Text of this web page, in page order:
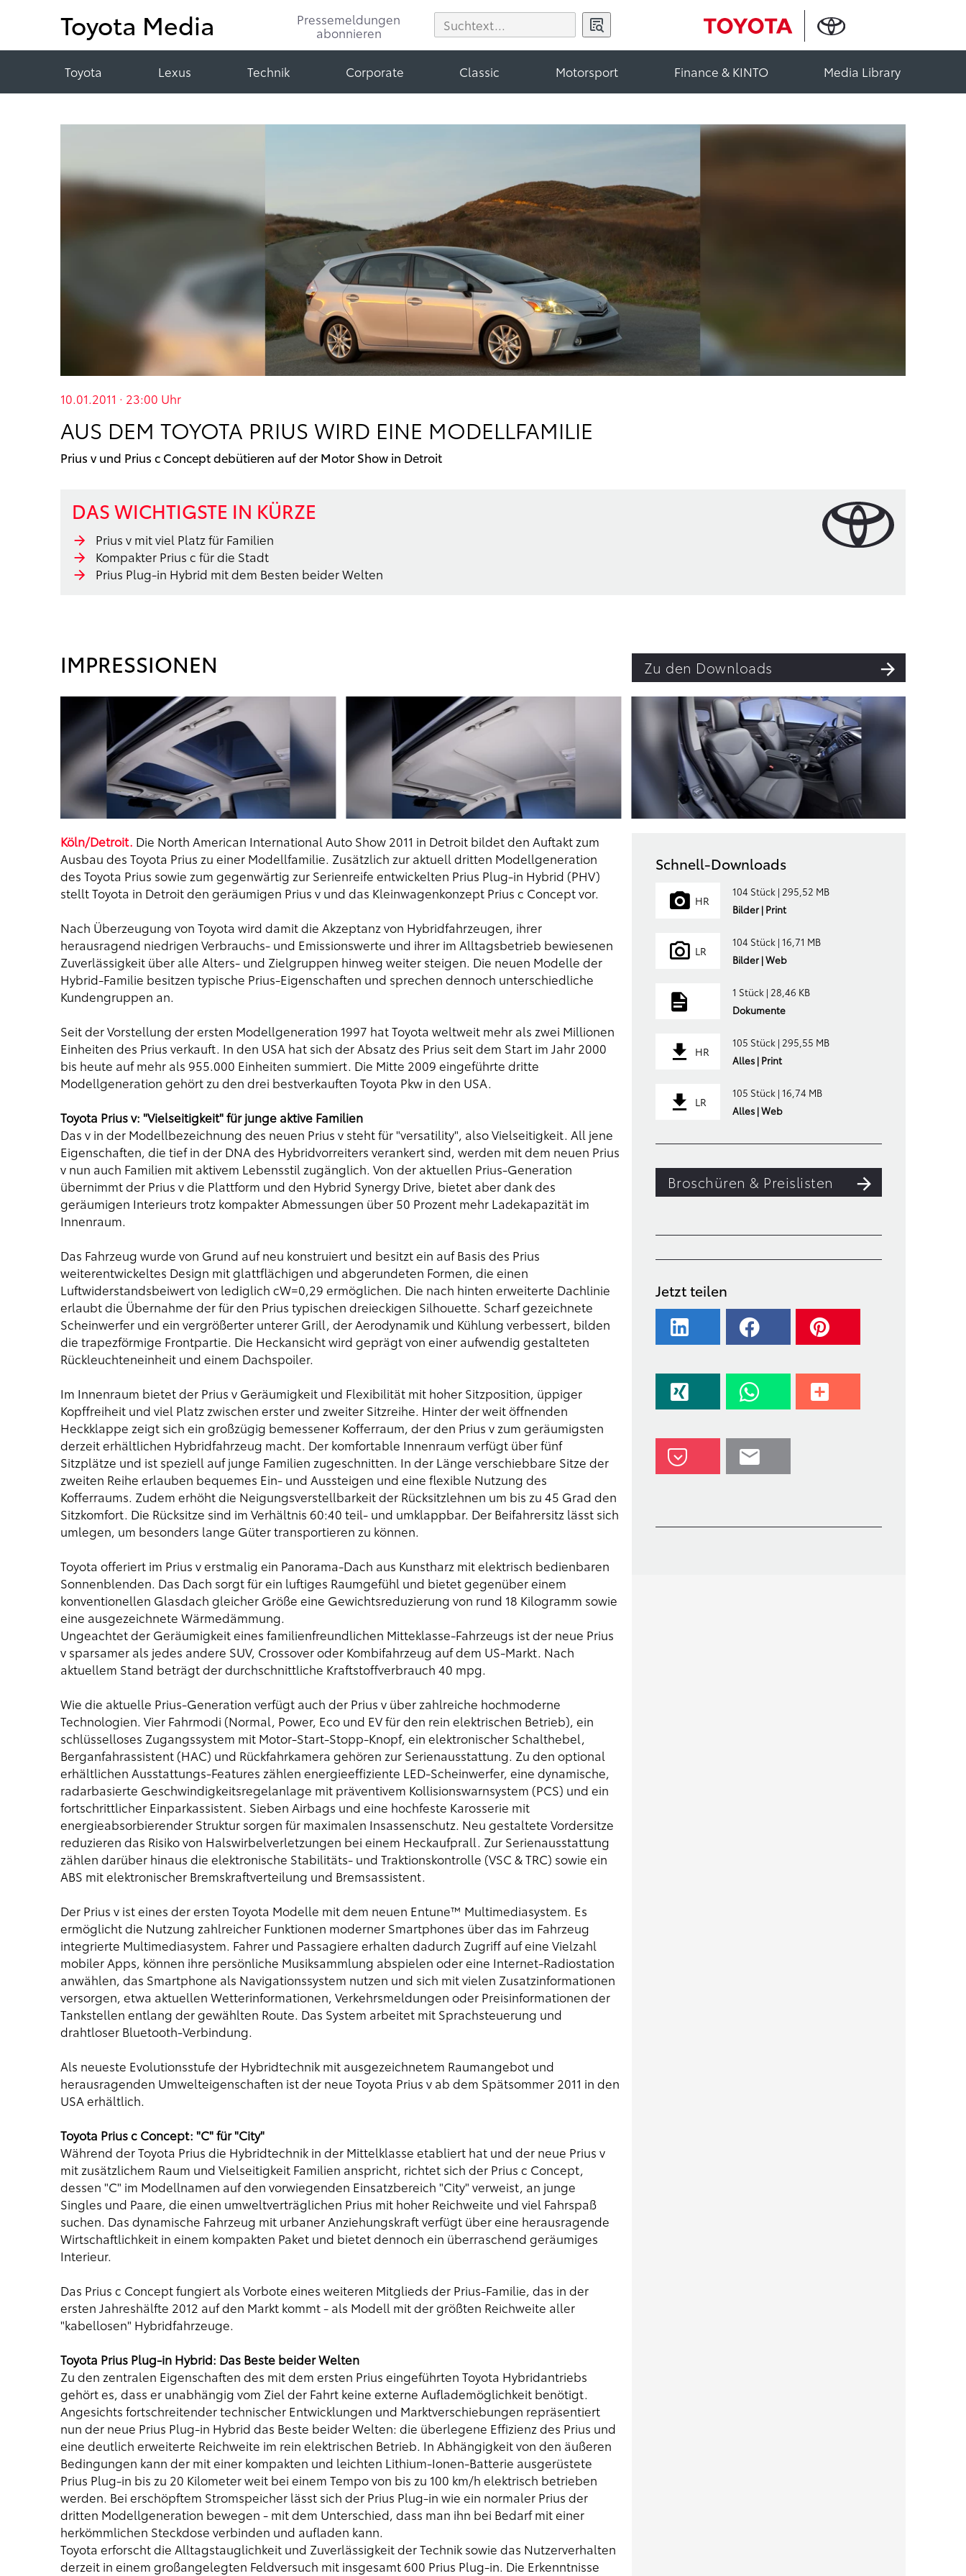
Toyota Media
Pressemeldungen
abonnieren
Toyota Lexus Technik Corporate Classic Motorsport Finance & KINTO Media Library
10.01.2011 · 23:00 Uhr
AUS DEM TOYOTA PRIUS WIRD EINE MODELLFAMILIE
Prius v und Prius c Concept debütieren auf der Motor Show in Detroit
DAS WICHTIGSTE IN KÜRZE
Prius v mit viel Platz für Familien
Kompakter Prius c für die Stadt
Prius Plug-in Hybrid mit dem Besten beider Welten
IMPRESSIONEN Zu den Downloads
Köln/Detroit. Die North American International Auto Show 2011 in Detroit bildet den Auftakt zum
Ausbau des Toyota Prius zu einer Modellfamilie. Zusätzlich zur aktuell dritten Modellgeneration
des Toyota Prius sowie zum gegenwärtig zur Serienreife entwickelten Prius Plug-in Hybrid (PHV)
stellt Toyota in Detroit den geräumigen Prius v und das Kleinwagenkonzept Prius c Concept vor.
Nach Überzeugung von Toyota wird damit die Akzeptanz von Hybridfahrzeugen, ihrer
herausragend niedrigen Verbrauchs- und Emissionswerte und ihrer im Alltagsbetrieb bewiesenen
Zuverlässigkeit über alle Alters- und Zielgruppen hinweg weiter steigen. Die neuen Modelle der
Hybrid-Familie besitzen typische Prius-Eigenschaften und sprechen dennoch unterschiedliche
Kundengruppen an.
Seit der Vorstellung der ersten Modellgeneration 1997 hat Toyota weltweit mehr als zwei Millionen
Einheiten des Prius verkauft. In den USA hat sich der Absatz des Prius seit dem Start im Jahr 2000
bis heute auf mehr als 955.000 Einheiten summiert. Die Mitte 2009 eingeführte dritte
Modellgeneration gehört zu den drei bestverkauften Toyota Pkw in den USA.
Toyota Prius v: "Vielseitigkeit" für junge aktive Familien
Das v in der Modellbezeichnung des neuen Prius v steht für "versatility", also Vielseitigkeit. All jene
Eigenschaften, die tief in der DNA des Hybridvorreiters verankert sind, werden mit dem neuen Prius
v nun auch Familien mit aktivem Lebensstil zugänglich. Von der aktuellen Prius-Generation
übernimmt der Prius v die Plattform und den Hybrid Synergy Drive, bietet aber dank des
geräumigen Interieurs trotz kompakter Abmessungen über 50 Prozent mehr Ladekapazität im
Innenraum.
Das Fahrzeug wurde von Grund auf neu konstruiert und besitzt ein auf Basis des Prius
weiterentwickeltes Design mit glattflächigen und abgerundeten Formen, die einen
Luftwiderstandsbeiwert von lediglich cW=0,29 ermöglichen. Die nach hinten erweiterte Dachlinie
erlaubt die Übernahme der für den Prius typischen dreieckigen Silhouette. Scharf gezeichnete
Scheinwerfer und ein vergrößerter unterer Grill, der Aerodynamik und Kühlung verbessert, bilden
die trapezförmige Frontpartie. Die Heckansicht wird geprägt von einer aufwendig gestalteten
Rückleuchteneinheit und einem Dachspoiler.
Im Innenraum bietet der Prius v Geräumigkeit und Flexibilität mit hoher Sitzposition, üppiger
Kopffreiheit und viel Platz zwischen erster und zweiter Sitzreihe. Hinter der weit öffnenden
Heckklappe zeigt sich ein großzügig bemessener Kofferraum, der den Prius v zum geräumigsten
derzeit erhältlichen Hybridfahrzeug macht. Der komfortable Innenraum verfügt über fünf
Sitzplätze und ist speziell auf junge Familien zugeschnitten. In der Länge verschiebbare Sitze der
zweiten Reihe erlauben bequemes Ein- und Aussteigen und eine flexible Nutzung des
Kofferraums. Zudem erhöht die Neigungsverstellbarkeit der Rücksitzlehnen um bis zu 45 Grad den
Sitzkomfort. Die Rücksitze sind im Verhältnis 60:40 teil- und umklappbar. Der Beifahrersitz lässt sich
umlegen, um besonders lange Güter transportieren zu können.
Toyota offeriert im Prius v erstmalig ein Panorama-Dach aus Kunstharz mit elektrisch bedienbaren
Sonnenblenden. Das Dach sorgt für ein luftiges Raumgefühl und bietet gegenüber einem
konventionellen Glasdach gleicher Größe eine Gewichtsreduzierung von rund 18 Kilogramm sowie
eine ausgezeichnete Wärmedämmung.
Ungeachtet der Geräumigkeit eines familienfreundlichen Mitteklasse-Fahrzeugs ist der neue Prius
v sparsamer als jedes andere SUV, Crossover oder Kombifahrzeug auf dem US-Markt. Nach
aktuellem Stand beträgt der durchschnittliche Kraftstoffverbrauch 40 mpg.
Wie die aktuelle Prius-Generation verfügt auch der Prius v über zahlreiche hochmoderne
Technologien. Vier Fahrmodi (Normal, Power, Eco und EV für den rein elektrischen Betrieb), ein
schlüsselloses Zugangssystem mit Motor-Start-Stopp-Knopf, ein elektronischer Schalthebel,
Berganfahrassistent (HAC) und Rückfahrkamera gehören zur Serienausstattung. Zu den optional
erhältlichen Ausstattungs-Features zählen energieeffiziente LED-Scheinwerfer, eine dynamische,
radarbasierte Geschwindigkeitsregelanlage mit präventivem Kollisionswarnsystem (PCS) und ein
fortschrittlicher Einparkassistent. Sieben Airbags und eine hochfeste Karosserie mit
energieabsorbierender Struktur sorgen für maximalen Insassenschutz. Neu gestaltete Vordersitze
reduzieren das Risiko von Halswirbelverletzungen bei einem Heckaufprall. Zur Serienausstattung
zählen darüber hinaus die elektronische Stabilitäts- und Traktionskontrolle (VSC & TRC) sowie ein
ABS mit elektronischer Bremskraftverteilung und Bremsassistent.
Der Prius v ist eines der ersten Toyota Modelle mit dem neuen Entune™ Multimediasystem. Es
ermöglicht die Nutzung zahlreicher Funktionen moderner Smartphones über das im Fahrzeug
integrierte Multimediasystem. Fahrer und Passagiere erhalten dadurch Zugriff auf eine Vielzahl
mobiler Apps, können ihre persönliche Musiksammlung abspielen oder eine Internet-Radiostation
anwählen, das Smartphone als Navigationssystem nutzen und sich mit vielen Zusatzinformationen
versorgen, etwa aktuellen Wetterinformationen, Verkehrsmeldungen oder Preisinformationen der
Tankstellen entlang der gewählten Route. Das System arbeitet mit Sprachsteuerung und
drahtloser Bluetooth-Verbindung.
Als neueste Evolutionsstufe der Hybridtechnik mit ausgezeichnetem Raumangebot und
herausragenden Umwelteigenschaften ist der neue Toyota Prius v ab dem Spätsommer 2011 in den
USA erhältlich.
Toyota Prius c Concept: "C" für "City"
Während der Toyota Prius die Hybridtechnik in der Mittelklasse etabliert hat und der neue Prius v
mit zusätzlichem Raum und Vielseitigkeit Familien anspricht, richtet sich der Prius c Concept,
dessen "C" im Modellnamen auf den vorwiegenden Einsatzbereich "City" verweist, an junge
Singles und Paare, die einen umweltverträglichen Prius mit hoher Reichweite und viel Fahrspaß
suchen. Das dynamische Fahrzeug mit urbaner Anziehungskraft verfügt über eine herausragende
Wirtschaftlichkeit in einem kompakten Paket und bietet dennoch ein überraschend geräumiges
Interieur.
Das Prius c Concept fungiert als Vorbote eines weiteren Mitglieds der Prius-Familie, das in der
ersten Jahreshälfte 2012 auf den Markt kommt - als Modell mit der größten Reichweite aller
"kabellosen" Hybridfahrzeuge.
Toyota Prius Plug-in Hybrid: Das Beste beider Welten
Zu den zentralen Eigenschaften des mit dem ersten Prius eingeführten Toyota Hybridantriebs
gehört es, dass er unabhängig vom Ziel der Fahrt keine externe Auflademöglichkeit benötigt.
Angesichts fortschreitender technischer Entwicklungen und Marktverschiebungen repräsentiert
nun der neue Prius Plug-in Hybrid das Beste beider Welten: die überlegene Effizienz des Prius und
eine deutlich erweiterte Reichweite im rein elektrischen Betrieb. In Abhängigkeit von den äußeren
Bedingungen kann der mit einer kompakten und leichten Lithium-Ionen-Batterie ausgerüstete
Prius Plug-in bis zu 20 Kilometer weit bei einem Tempo von bis zu 100 km/h elektrisch betrieben
werden. Bei erschöpftem Stromspeicher lässt sich der Prius Plug-in wie ein normaler Prius der
dritten Modellgeneration bewegen - mit dem Unterschied, dass man ihn bei Bedarf mit einer
herkömmlichen Steckdose verbinden und aufladen kann.
Toyota erforscht die Alltagstauglichkeit und Zuverlässigkeit der Technik sowie das Nutzerverhalten
derzeit in einem großangelegten Feldversuch mit insgesamt 600 Prius Plug-in. Die Erkenntnisse
Schnell-Downloads
HR
104 Stück | 295,52 MB
Bilder | Print
LR
104 Stück | 16,71 MB
Bilder | Web
1 Stück | 28,46 KB
Dokumente
HR
105 Stück | 295,55 MB
Alles | Print
LR
105 Stück | 16,74 MB
Alles | Web
Broschüren & Preislisten
Jetzt teilen